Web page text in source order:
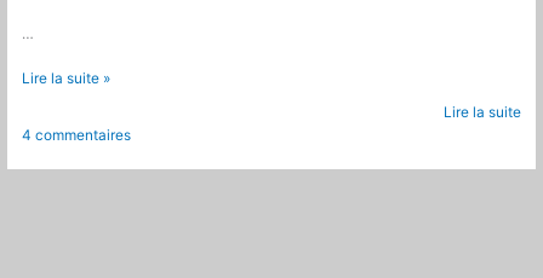
…
Mantis
Télécharger
plusieurs
Lire la suite »
Lire la suite
4 commentaires